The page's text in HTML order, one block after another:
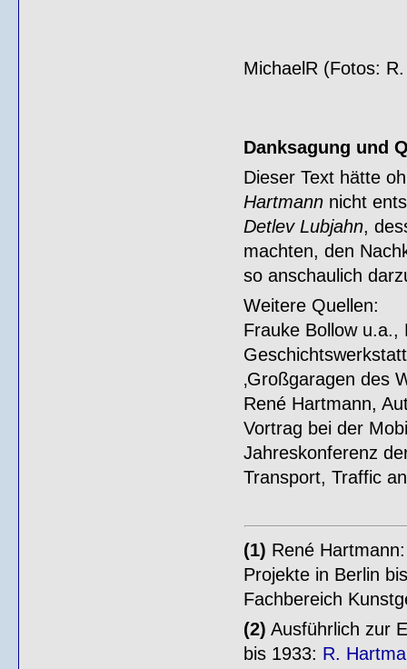
MichaelR (Fotos:
Danksagung und
Dieser Text hätte
Hartmannnicht
Detlev Lubjahn,
machten, den
so anschaulich
Weitere Quellen:
Frauke Bollow u.a.,
‚Großgaragen des
René Hartmann,
Vortrag bei der
Jahreskonferenz
Transport, Traffic
(1) René
Projekte in Berlin
Fachbereich
(2) Ausführlich zur
bis 1933: R.